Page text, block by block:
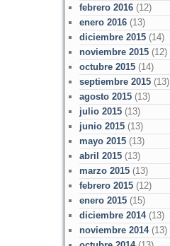
febrero 2016(12)
enero 2016(13)
diciembre 2015(14)
noviembre 2015(12)
octubre 2015(14)
septiembre 2015(13)
agosto 2015(13)
julio 2015(13)
junio 2015(13)
mayo 2015(13)
abril 2015(13)
marzo 2015(13)
febrero 2015(12)
enero 2015(15)
diciembre 2014(13)
noviembre 2014(13)